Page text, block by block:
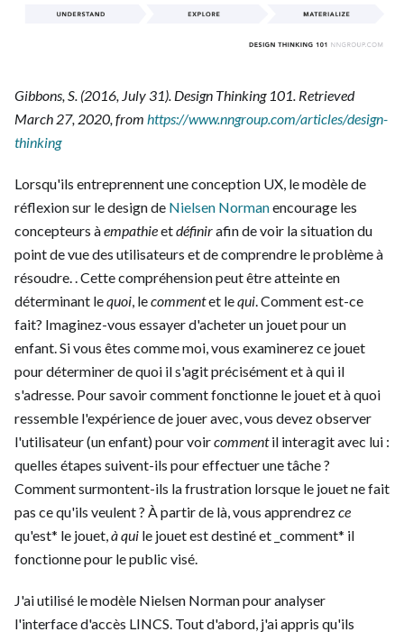
Gibbons, S. (2016, July 31). Design Thinking 101. Retrieved
March 27, 2020, from https://www.nngroup.com/articles/design-
thinking
Lorsqu'ils entreprennent une conception UX, le modèle de
réflexion sur le design de Nielsen Normanencourage les
concepteurs àempathieetdéfinirafin de voir la situation du
point de vue des utilisateurs et de comprendre le problème à
résoudre. . Cette compréhension peut être atteinte en
déterminant lequoi , lecommentet lequi . Comment est-ce
fait? Imaginez-vous essayer d'acheter un jouet pour un
enfant. Si vous êtes comme moi, vous examinerez ce jouet
pour déterminer de quoi il s'agit précisément et à qui il
s'adresse. Pour savoir comment fonctionne le jouet et à quoi
ressemble l'expérience de jouer avec, vous devez observer
l'utilisateur (un enfant) pour voircommentil interagit avec lui :
quelles étapes suivent-ils pour effectuer une tâche ?
Comment surmontent-ils la frustration lorsque le jouet ne fait
pas ce qu'ils veulent ? À partir de là, vous apprendrezce
qu'est* le jouet, à qui le jouet est destiné et _comment* il
fonctionne pour le public visé.
J'ai utilisé le modèle Nielsen Norman pour analyser
l'interface d'accès LINCS. Tout d'abord, j'ai appris qu'ils